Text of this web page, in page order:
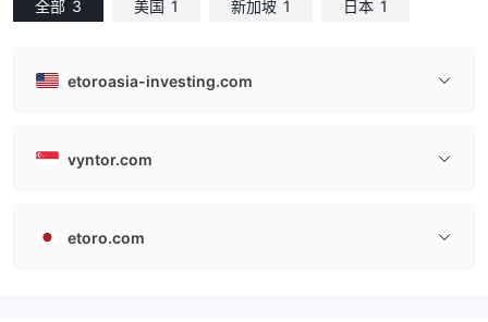
全部 3 美国 1 新加坡 1 日本 1
etoroasia-investing.com
vyntor.com
etoro.com